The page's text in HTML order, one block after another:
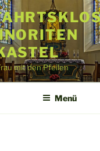
mit den Pfeilen
Menü